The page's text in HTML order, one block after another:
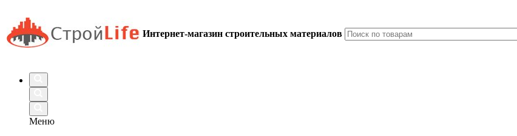
Интернет-магазин строительных материалов
Меню